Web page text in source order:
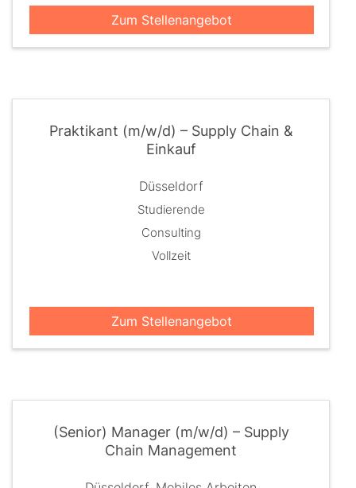
Zum Stellenangebot
Praktikant (m/w/d) – Supply Chain &
Einkauf
Düsseldorf
Studierende
Consulting
Vollzeit
Zum Stellenangebot
(Senior) Manager (m/w/d) – Supply
Chain Management